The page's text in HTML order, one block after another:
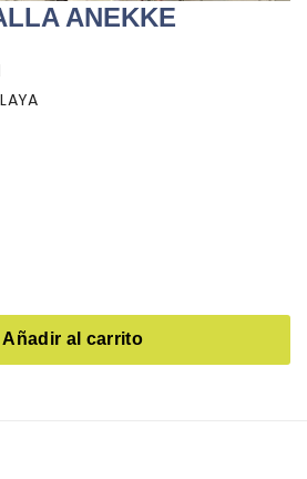
ANEKKE
Añadir al carrito